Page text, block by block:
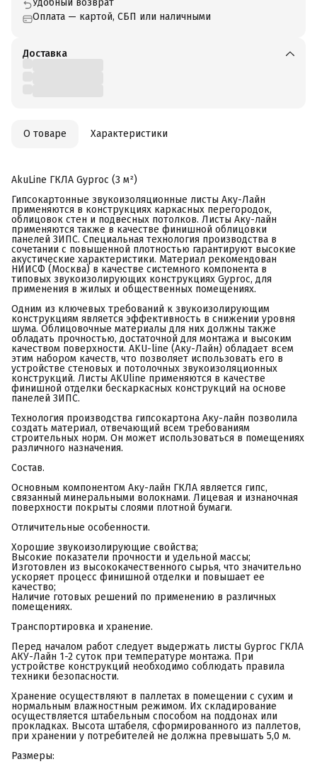
Удобный возврат
Оплата — картой, СБП или наличными
Доставка
О товаре Характеристики
AkuLine ГКЛА Gyproc (3 м²)
Гипсокартонные звукоизоляционные листы Аку-Лайн
применяются в конструкциях каркасных перегородок,
облицовок стен и подвесных потолков. Листы Аку-лайн
применяются также в качестве финишной облицовки
панелей ЗИПС. Специальная технология производства в
сочетании с повышенной плотностью гарантируют высокие
акустические характеристики. Материал рекомендован
НИИСФ (Москва) в качестве системного компонента в
типовых звукоизолирующих конструкциях Gyproc, для
применения в жилых и общественных помещениях.
Одним из ключевых требований к звукоизолирующим
конструкциям является эффективность в снижении уровня
шума. Облицовочные материалы для них должны также
обладать прочностью, достаточной для монтажа и высоким
качеством поверхности. AKU-line (Aку-Лайн) обладает всем
этим набором качеств, что позволяет использовать его в
устройстве стеновых и потолочных звукоизоляционных
конструкций. Листы AKUline применяются в качестве
финишной отделки бескаркасных конструкций на основе
панелей ЗИПС.
Технология производства гипсокартона Аку-лайн позволила
создать материал, отвечающий всем требованиям
строительных норм. Он может использоваться в помещениях
различного назначения.
Состав.
Основным компонентом Аку-лайн ГКЛА является гипс,
связанный минеральными волокнами. Лицевая и изнаночная
поверхности покрыты слоями плотной бумаги.
Отличительные особенности.
Хорошие звукоизолирующие свойства;
Высокие показатели прочности и удельной массы;
Изготовлен из высококачественного сырья, что значительно
ускоряет процесс финишной отделки и повышает ее
качество;
Наличие готовых решений по применению в различных
помещениях.
Транспортировка и хранение.
Перед началом работ следует выдержать листы Gyproc ГКЛА
АКУ-Лайн 1-2 суток при температуре монтажа. При
устройстве конструкций необходимо соблюдать правила
техники безопасности.
Хранение осуществляют в паллетах в помещении с сухим и
нормальным влажностным режимом. Их складирование
осуществляется штабельным способом на поддонах или
прокладках. Высота штабеля, сформированного из паллетов,
при хранении у потребителей не должна превышать 5,0 м.
Размеры: